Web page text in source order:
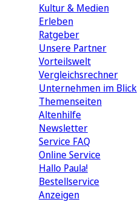
Kultur & Medien
Erleben
Ratgeber
Unsere Partner
Vorteilswelt
Vergleichsrechner
Unternehmen im Blick
Themenseiten
Altenhilfe
Newsletter
Service FAQ
Online Service
Hallo Paula!
Bestellservice
Anzeigen